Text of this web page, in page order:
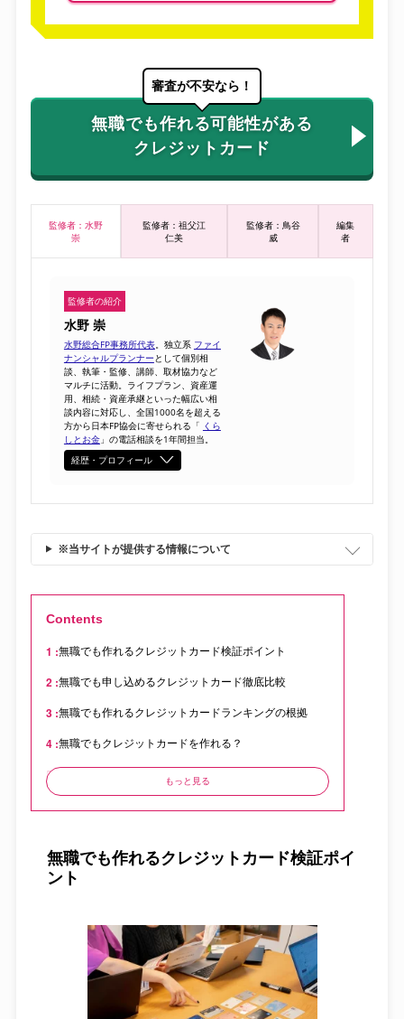
審査が不安なら！
無職でも作れる可能性がある
クレジットカード
監修者：水野
崇
監修者：祖父江
仁美
監修者：鳥谷
威
編集
者
監修者の紹介
水野 崇
水野総合FP事務所代表。独立系 ファイ
ナンシャルプランナー として個別相
談、執筆・監修、講師、取材協力など
マルチに活動。ライフプラン、資産運
用、相続・資産承継といった幅広い相
談内容に対応し、全国1000名を超える
方から日本FP協会に寄せられる「 くら
しとお金」の電話相談を1年間担当。
経歴・プロフィール
※当サイトが提供する情報について
Contents
無職でも作れるクレジットカード検証ポイント
無職でも申し込めるクレジットカード徹底比較
無職でも作れるクレジットカードランキングの根拠
無職でもクレジットカードを作れる？
無職でクレジットカードを作れない場合はどんなとき？
無職のクレジットカードの限度額はいくら？
無職の方がクレジットカードを作る際によくある質問
もっと見る
無職でも作れるクレジットカード検証ポイ
ント